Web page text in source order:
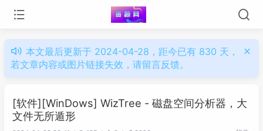
本文最后更新于 2024-04-28，距今已有 830 天，
若文章内容或图片链接失效，请留言反馈。
[软件][WinDows] WizTree - 磁盘空间分析器，大
文件无所遁形